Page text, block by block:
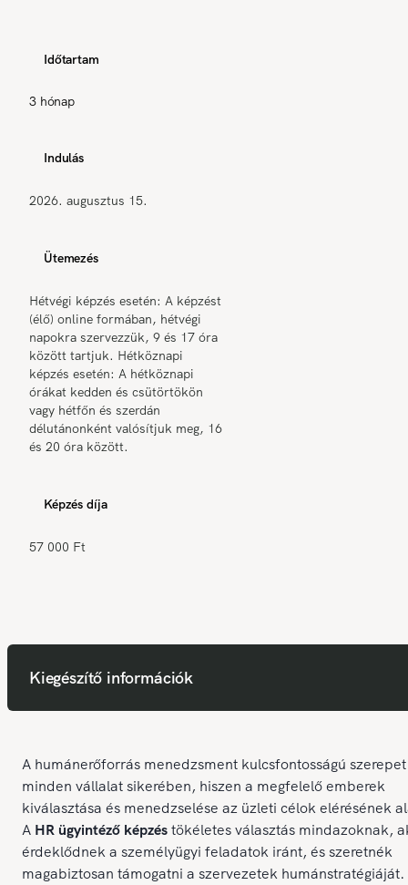
Időtartam
3 hónap
Indulás
2026. augusztus 15.
Ütemezés
Hétvégi képzés esetén: A képzést
(élő) online formában, hétvégi
napokra szervezzük, 9 és 17 óra
között tartjuk. Hétköznapi
képzés esetén: A hétköznapi
órákat kedden és csütörtökön
vagy hétfőn és szerdán
délutánonként valósítjuk meg, 16
és 20 óra között.
Képzés díja
57 000 Ft
Kiegészítő információk
A humánerőforrás menedzsment kulcsfontosságú
minden vállalat sikerében, hiszen a megfelelő emberek
kiválasztása és menedzselése az üzleti célok elérésének
A HR ügyintéző képzéstökéletes választás mindazoknak,
érdeklődnek a személyügyi feladatok iránt, és szeretnék
magabiztosan támogatni a szervezetek humánstratégiáját.